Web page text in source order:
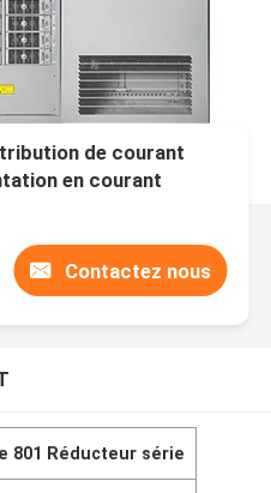
Vertiv
de courant
en courant
Seri
Contactez nous
801 Réducteur série